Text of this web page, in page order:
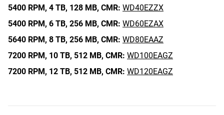
5400 RPM, 4 TB, 128 MB, CMR: WD40EZZX
5400 RPM, 6 TB, 256 MB, CMR: WD60EZAX
5640 RPM, 8 TB, 256 MB, CMR: WD80EAAZ
7200 RPM, 10 TB, 512 MB, CMR: WD100EAGZ
7200 RPM, 12 TB, 512 MB, CMR: WD120EAGZ